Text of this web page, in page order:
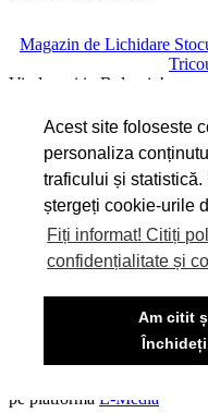
Acest site foloseste
personaliza
traficului și statistică.
ștergeți cookie-urile
Fiți informat! Citiți
confidențialitate și
Am citit
Magazin de Lichidare
Vindem si in Bulgaria!
De la 1 ianuarie 2025 avem
site partener in Bulgaria:
teniski-
Cum
Copyright © 2026 Lander.ro
Website realizat de
pe platforma E-Media